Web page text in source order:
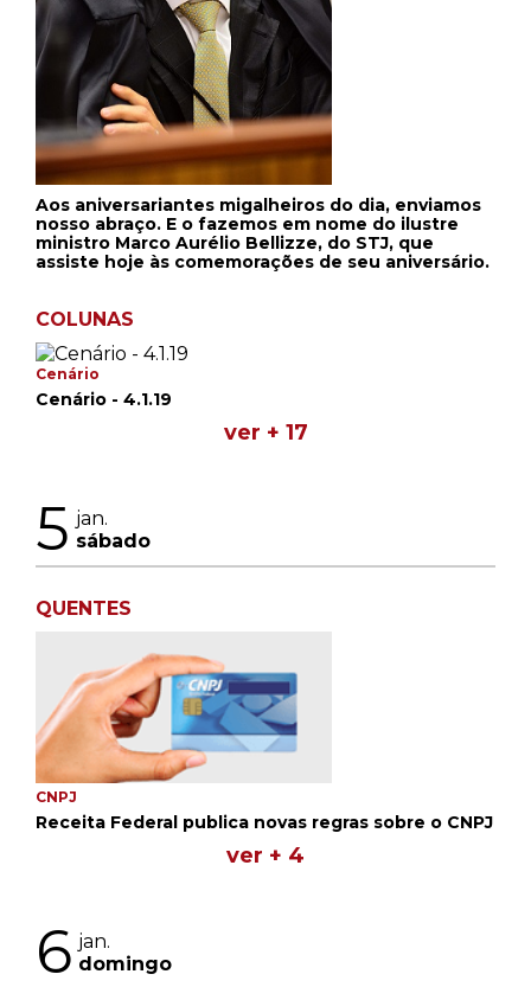
Aos aniversariantes migalheiros do dia, enviamos
nosso abraço. E o fazemos em nome do ilustre
ministro Marco Aurélio Bellizze, do STJ, que
assiste hoje às comemorações de seu aniversário.
COLUNAS
Cenário
Cenário - 4.1.19
ver + 17
5 jan.
sábado
QUENTES
CNPJ
Receita Federal publica novas regras sobre o CNPJ
ver + 4
6 jan.
domingo